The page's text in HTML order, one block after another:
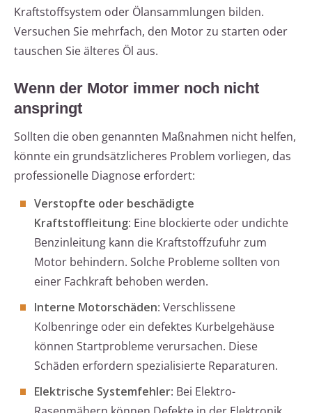
Kraftstoffsystem oder Ölansammlungen bilden.
Versuchen Sie mehrfach, den Motor zu starten oder
tauschen Sie älteres Öl aus.
Wenn der Motor immer noch nicht
anspringt
Sollten die oben genannten Maßnahmen nicht helfen,
könnte ein grundsätzlicheres Problem vorliegen, das
professionelle Diagnose erfordert:
Verstopfte oder beschädigte
Kraftstoffleitung: Eine blockierte oder undichte
Benzinleitung kann die Kraftstoffzufuhr zum
Motor behindern. Solche Probleme sollten von
einer Fachkraft behoben werden.
Interne Motorschäden: Verschlissene
Kolbenringe oder ein defektes Kurbelgehäuse
können Startprobleme verursachen. Diese
Schäden erfordern spezialisierte Reparaturen.
Elektrische Systemfehler: Bei Elektro-